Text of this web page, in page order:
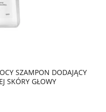
SZAMPON DODAJĄCY
SKÓRY GŁOWY